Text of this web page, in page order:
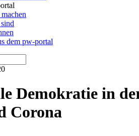
dem pw-portal
Demokratie in
Corona